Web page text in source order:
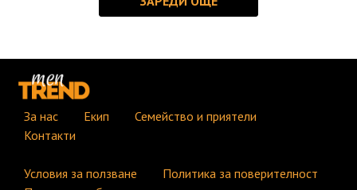
За нас Екип
Семейство и приятели
Контакти
Условия за ползване
Политика за поверителност